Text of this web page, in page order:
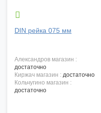

DIN рейка 075 мм
александров магазин :
достаточно
киржач магазин : достаточно
кольчугино магазин :
достаточно